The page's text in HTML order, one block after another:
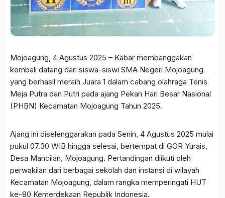
Mojoagung, 4 Agustus 2025 – Kabar membanggakan
kembali datang dari siswa-siswi SMA Negeri Mojoagung
yang berhasil meraih Juara 1 dalam cabang olahraga Tenis
Meja Putra dan Putri pada ajang Pekan Hari Besar Nasional
(PHBN) Kecamatan Mojoagung Tahun 2025.
Ajang ini diselenggarakan pada Senin, 4 Agustus 2025 mulai
pukul 07.30 WIB hingga selesai, bertempat di GOR Yurais,
Desa Mancilan, Mojoagung. Pertandingan diikuti oleh
perwakilan dari berbagai sekolah dan instansi di wilayah
Kecamatan Mojoagung, dalam rangka memperingati HUT
ke-80 Kemerdekaan Republik Indonesia.